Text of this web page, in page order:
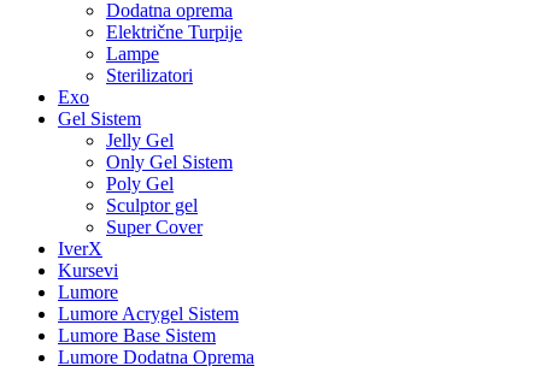
Dodatna oprema
Električne Turpije
Lampe
Sterilizatori
Exo
Gel Sistem
Jelly Gel
Only Gel Sistem
Poly Gel
Sculptor gel
Super Cover
IverX
Kursevi
Lumore
Lumore Acrygel Sistem
Lumore Base Sistem
Lumore Dodatna Oprema